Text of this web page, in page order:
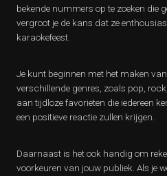
bekende nummers op te zoeken die
vergroot je de kans dat ze
karaokefeest.
Je kunt beginnen met het maken
verschillende genres, zoals pop,
aan tijdloze favorieten die iedereen
een positieve reactie zullen krijgen.
Daarnaast is het ook handig om
voorkeuren van jouw publiek. Als je